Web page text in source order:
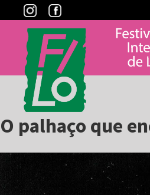
to
content
O palhaço que
View
Larger
Image